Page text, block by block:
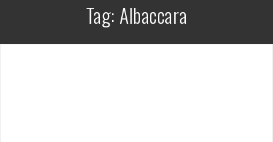
Tag: Albaccara